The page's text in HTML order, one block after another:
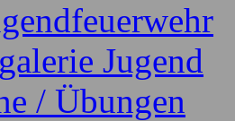
Jugend
/ Übungen